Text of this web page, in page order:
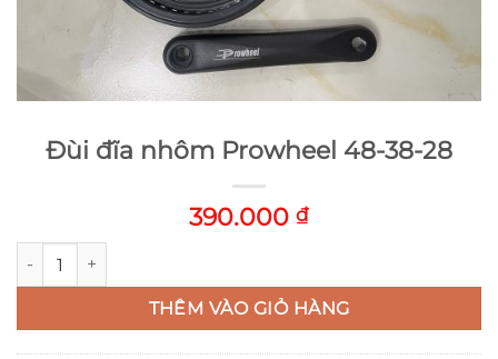
Đùi đĩa nhôm Prowheel 48-38-28
390.000 ₫
Đùi đĩa nhôm Prowheel 48-38-28 số lượng
THÊM VÀO GIỎ HÀNG